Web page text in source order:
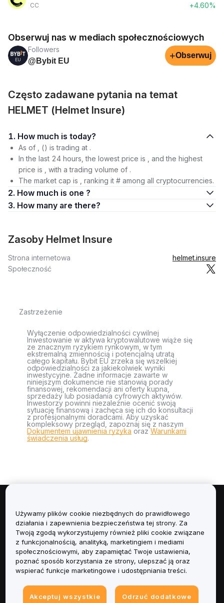
CC
+4.60%
Obserwuj nas w mediach społecznościowych
Followers
@Bybit EU
+Obserwuj
Często zadawane pytania na temat
HELMET (Helmet Insure)
1. How much is today?
As of , () is trading at .
In the last 24 hours, the lowest price is , and the highest
price is , with a trading volume of .
The market cap is , ranking it # among all cryptocurrencies.
2. How much is one ?
3. How many are there?
Zasoby Helmet Insure
Strona internetowa
helmet.insure
Społeczność
Zastrzeżenie
Wyłączenie odpowiedzialności cywilnej
Inwestowanie w aktywa kryptowalutowe wiąże się
ze znacznym ryzykiem rynkowym, w tym
ekstremalną zmiennością i potencjalną utratą
całego kapitału. Bybit EU zrzeka się wszelkiej
odpowiedzialności za jakiekolwiek wyniki
inwestycyjne. Żadne informacje zawarte w
niniejszym dokumencie nie stanowią porady
finansowej, rekomendacji ani oferty kupna,
sprzedaży lub posiadania cyfrowych aktywów.
Inwestorzy powinni niezależnie ocenić swoją
sytuację finansową i zachęca się ich do konsultacji
z profesjonalnymi doradcami. Aby uzyskać
kompleksowy przegląd, zapoznaj się z naszym
Dokumentem ujawnienia ryzyka orazWarunkami
świadczenia usług.
Informacje
Usługi
Obsługa Klienta
Używamy plików cookie niezbędnych do prawidłowego
działania i zapewnienia bezpieczeństwa tej strony. Za
Twoją zgodą wykorzystujemy również pliki cookie związane
z funkcjonalnością, analityką, marketingiem i mediami
społecznościowymi, aby zapamiętać Twoje ustawienia,
poznać sposób korzystania ze strony, ulepszać ją oraz
wspierać funkcje marketingowe i udostępniania treści.
Akceptuj wszystkie
Odrzuć dodatkowe